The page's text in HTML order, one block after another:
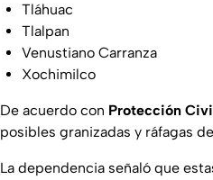
Tláhuac
Tlalpan
Venustiano Carranza
Xochimilco
De acuerdo con Protección
posibles granizadas y ráfagas
La dependencia señaló que